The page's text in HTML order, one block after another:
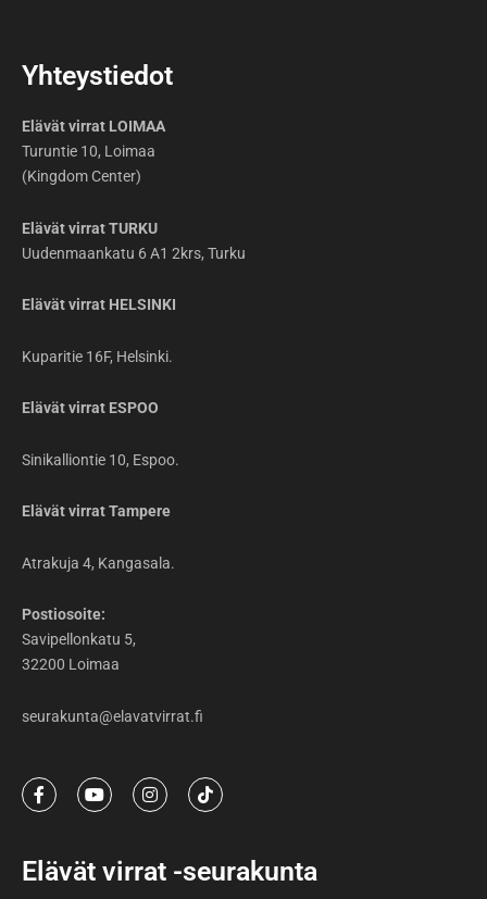
Yhteystiedot
Elävät virrat LOIMAA
Turuntie 10, Loimaa
(Kingdom Center)
Elävät virrat TURKU
Uudenmaankatu 6 A1 2krs, Turku
Elävät virrat HELSINKI
Kuparitie 16F, Helsinki.
Elävät virrat ESPOO
Sinikalliontie 10, Espoo.
Elävät virrat Tampere
Atrakuja 4, Kangasala.
Postiosoite:
Savipellonkatu 5,
32200 Loimaa
seurakunta@elavatvirrat.fi
F
a
b
o
Y
o
b
I
n
g
T
i
k
Elävät virrat -seurakunta